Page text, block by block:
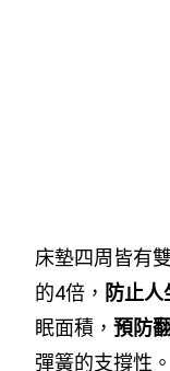
床墊四周皆有
的4倍， 防止
眠面積，預防
彈簧的支撐性。